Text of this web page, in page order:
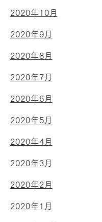
2020年10月
2020年9月
2020年8月
2020年7月
2020年6月
2020年5月
2020年4月
2020年3月
2020年2月
2020年1月